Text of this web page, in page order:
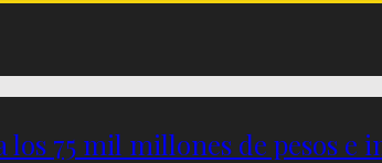
75 mil millones de pesos